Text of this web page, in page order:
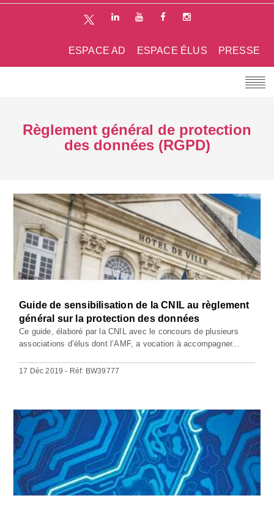
PRESSE
ESPACE ÉLUS
ESPACE AD
Règlement général de protection
des données (RGPD)
Guide de sensibilisation de la CNIL au règlement
général sur la protection des données
Ce guide, élaboré par la CNIL avec le concours de plusieurs
associations d’élus dont l’AMF, a vocation à accompagner...
17 Déc 2019 - Réf: BW39777